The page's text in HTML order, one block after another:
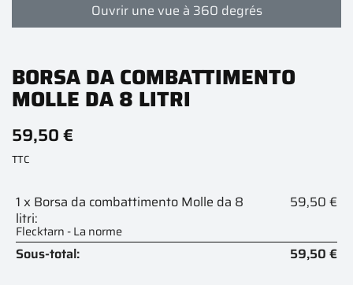
Ouvrir une vue à 360 degrés
BORSA DA COMBATTIMENTO
MOLLE DA 8 LITRI
59,50 €
TTC
1 x Borsa da combattimento Molle da 8
litri:
Flecktarn - La norme
59,50 €
Sous-total: 59,50 €